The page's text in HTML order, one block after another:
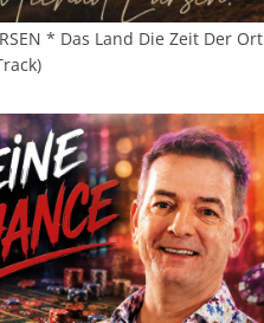
* Das Land Die Zeit Der Ort